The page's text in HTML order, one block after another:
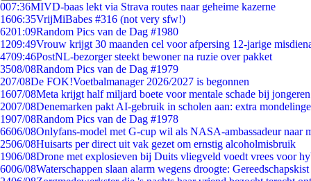
007:36MIVD-baas lekt via Strava routes naar geheime kazerne
1606:35VrijMiBabes #316 (not very sfw!)
6201:09Random Pics van de Dag #1980
1209:49Vrouw krijgt 30 maanden cel voor afpersing 12-jarige
4709:46PostNL-bezorger steekt bewoner na ruzie over pakket
3508/08Random Pics van de Dag #1979
207/08De FOK!Voetbalmanager 2026/2027 is begonnen
1607/08Meta krijgt half miljard boete voor mentale schade bij jongeren
2007/08Denemarken pakt AI-gebruik in scholen aan: extra
1907/08Random Pics van de Dag #1978
6606/08Onlyfans-model met G-cup wil als NASA-ambassadeur naar
2506/08Huisarts per direct uit vak gezet om ernstig alcoholmisbruik
1906/08Drone met explosieven bij Duits vliegveld voedt vrees voor
6006/08Waterschappen slaan alarm wegens droogte: